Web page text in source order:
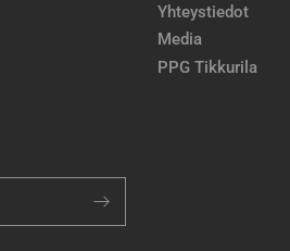
Yhteystiedot
Media
PPG Tikkurila